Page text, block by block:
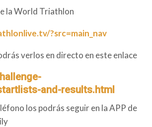
la World Triathlon
?src=main_nav
verlos en directo en este enlace
and-results.html
los podrás seguir en la APP de